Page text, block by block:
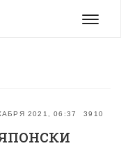
Меню
2021, 06:37 3910